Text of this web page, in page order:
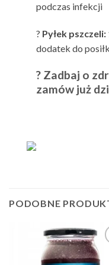
podczas infekcji
? Pyłek pszczeli:
dodatek do
? Zadbaj o
zamów już
PODOBNE